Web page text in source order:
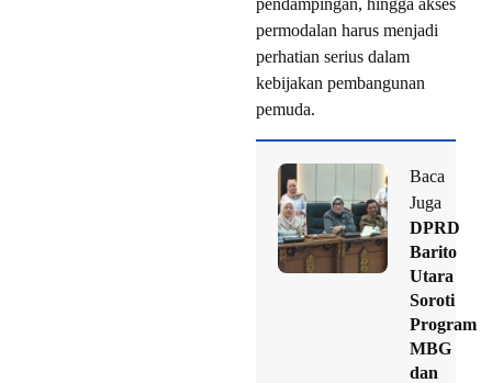
pendampingan, hingga akses
permodalan harus menjadi
perhatian serius dalam
kebijakan pembangunan
pemuda.
Baca
Juga
DPRD
Barito
Utara
Soroti
Program
MBG
dan